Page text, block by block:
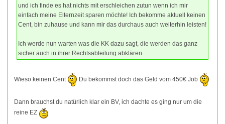
und ich finde es hat nichts mit erschleichen zutun wenn ich mir
einfach meine Elternzeit sparen möchte! Ich bekomme aktuell keinen
Cent, bin zuhause und kann mir das durchaus auch weiterhin leisten!
Ich werde nun warten was die KK dazu sagt, die werden das ganz
sicher auch in ihrer Rechtsabteilung abklären.
Wieso keinen Cent Du bekommst doch das Geld vom 450€ Job
Dann brauchst du natürlich klar ein BV, ich dachte es ging nur um die
reine EZ